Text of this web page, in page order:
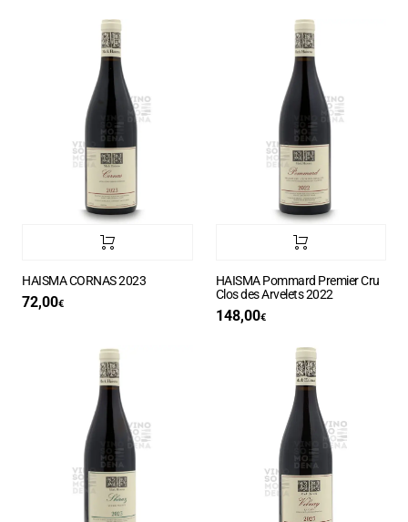
HAISMA CORNAS 2023
72,00€
HAISMA Pommard Premier Cru
Clos des Arvelets 2022
148,00€